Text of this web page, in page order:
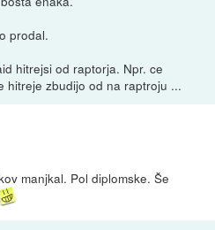
prodal.
hitrejsi od raptorja. Npr. ce
hitreje zbudijo od na raptroju ...
manjkal. Pol diplomske. Še